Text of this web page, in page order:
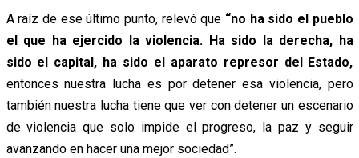
A raíz de ese último punto, relevó que “no ha sido el pueblo
el que ha ejercido la violencia. Ha sido la derecha, ha
sido el capital, ha sido el aparato represor del Estado,
entonces nuestra lucha es por detener esa violencia, pero
también nuestra lucha tiene que ver con detener un escenario
de violencia que solo impide el progreso, la paz y seguir
avanzando en hacer una mejor sociedad”.